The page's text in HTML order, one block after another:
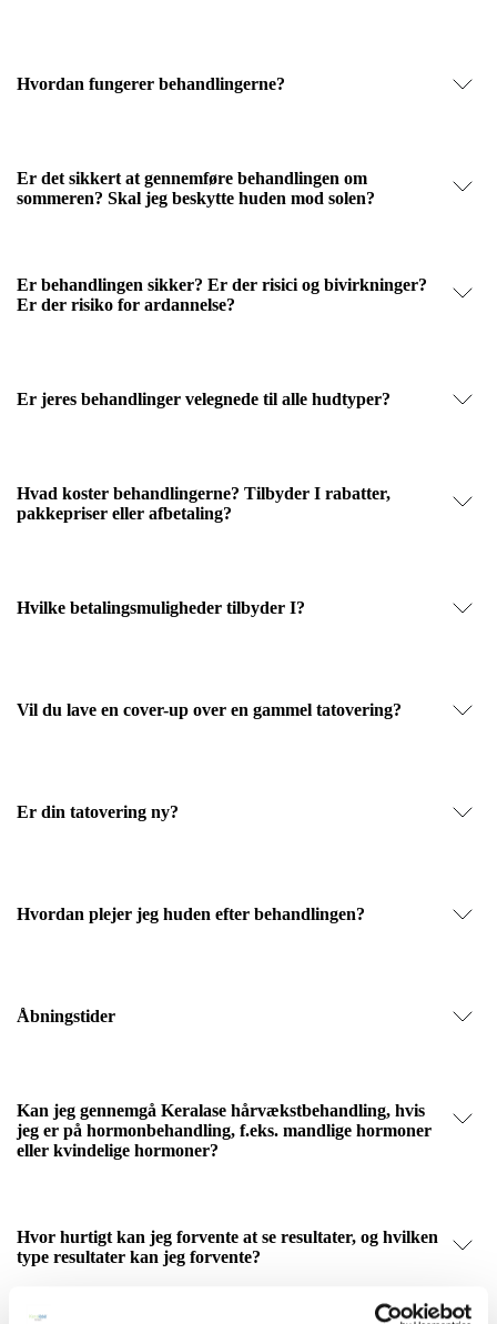
Hvordan fungerer behandlingerne?
Er det sikkert at gennemføre behandlingen om
sommeren? Skal jeg beskytte huden mod solen?
Er behandlingen sikker? Er der risici og bivirkninger?
Er der risiko for ardannelse?
Er jeres behandlinger velegnede til alle hudtyper?
Hvad koster behandlingerne? Tilbyder I rabatter,
pakkepriser eller afbetaling?
Hvilke betalingsmuligheder tilbyder I?
Vil du lave en cover-up over en gammel tatovering?
Er din tatovering ny?
Hvordan plejer jeg huden efter behandlingen?
Åbningstider
Kan jeg gennemgå Keralase hårvækstbehandling, hvis
jeg er på hormonbehandling, f.eks. mandlige hormoner
eller kvindelige hormoner?
Hvor hurtigt kan jeg forvente at se resultater, og hvilken
type resultater kan jeg forvente?